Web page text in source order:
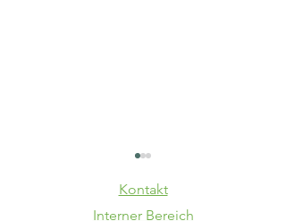
Kontakt
Interner Bereich